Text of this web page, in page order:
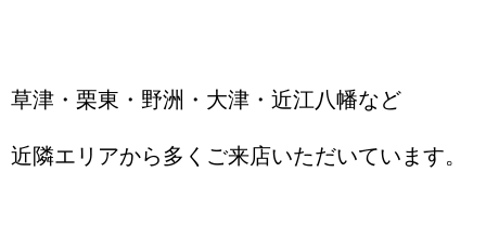
草津・栗東・野洲・大津・近江八幡など
近隣エリアから多くご来店いただいています。